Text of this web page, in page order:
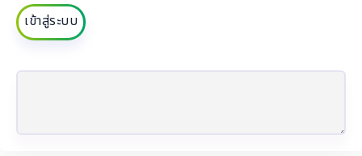
เข้าสู่ระบบ